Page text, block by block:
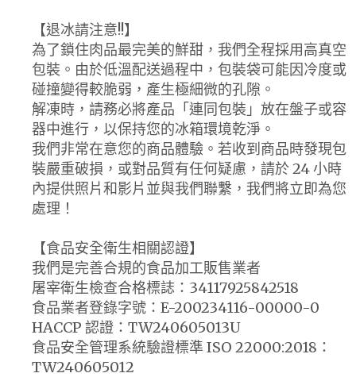
【退冰請注意!!】
為了鎖住肉品最完美的鮮甜，我們全程採用高真空
包裝。由於低溫配送過程中，包裝袋可能因冷度或
碰撞變得較脆弱，產生極細微的孔隙。
解凍時，請務必將產品「連同包裝」放在盤子或容
器中進行，以保持您的冰箱環境乾淨。
我們非常在意您的商品體驗。若收到商品時發現包
裝嚴重破損，或對品質有任何疑慮，請於 24 小時
內提供照片和影片並與我們聯繫，我們將立即為您
處理！
【食品安全衛生相關認證】
我們是完善合規的食品加工販售業者
屠宰衛生檢查合格標誌：34117925842518
食品業者登錄字號：E-200234116-00000-0
HACCP 認證：TW240605013U
食品安全管理系統驗證標準 ISO 22000:2018：
TW240605012